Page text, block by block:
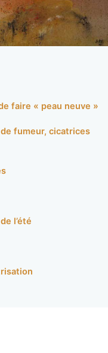
faire « peau neuve »
fumeur, cicatrices
l’été